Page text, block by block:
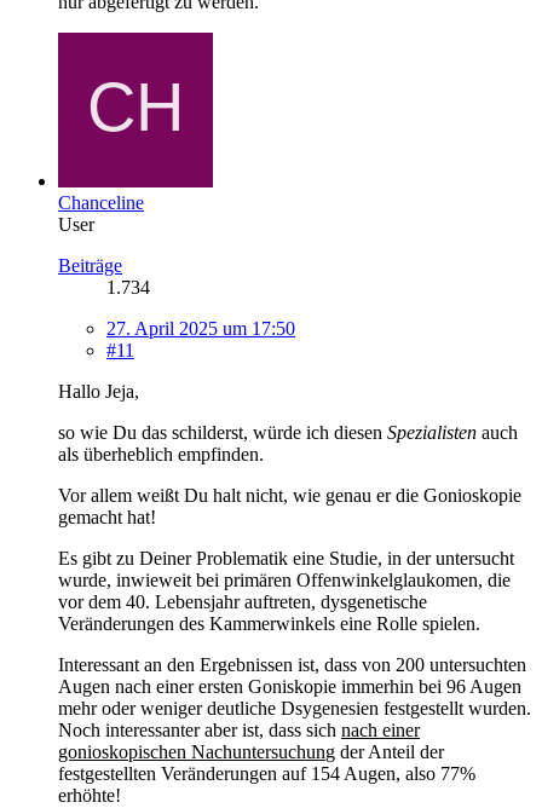
Chanceline
User
Beiträge
1.734
27. April 2025 um 17:50
#11
Hallo Jeja,
so wie Du das schilderst, würde ich diesen Spezialisten auch
als überheblich empfinden.
Vor allem weißt Du halt nicht, wie genau er die Gonioskopie
gemacht hat!
Es gibt zu Deiner Problematik eine Studie, in der untersucht
wurde, inwieweit bei primären Offenwinkelglaukomen, die
vor dem 40. Lebensjahr auftreten, dysgenetische
Veränderungen des Kammerwinkels eine Rolle spielen.
Interessant an den Ergebnissen ist, dass von 200 untersuchten
Augen nach einer ersten Goniskopie immerhin bei 96 Augen
mehr oder weniger deutliche Dsygenesien festgestellt wurden.
Noch interessanter aber ist, dass sich nach einer
gonioskopischen Nachuntersuchung der Anteil der
festgestellten Veränderungen auf 154 Augen, also 77%
erhöhte!